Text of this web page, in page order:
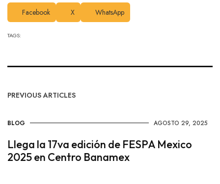
Facebook X WhatsApp
TAGS:
PREVIOUS ARTICLES
BLOG AGOSTO 29, 2025
Llega la 17va edición de FESPA Mexico
2025 en Centro Banamex